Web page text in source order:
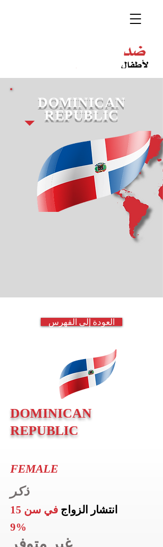
DOMINICAN
REPUBLIC
العودة إلى الفهرس
DOMINICAN
REPUBLIC
FEMALE
ذكر
انتشار الزواج في سن 15
9%